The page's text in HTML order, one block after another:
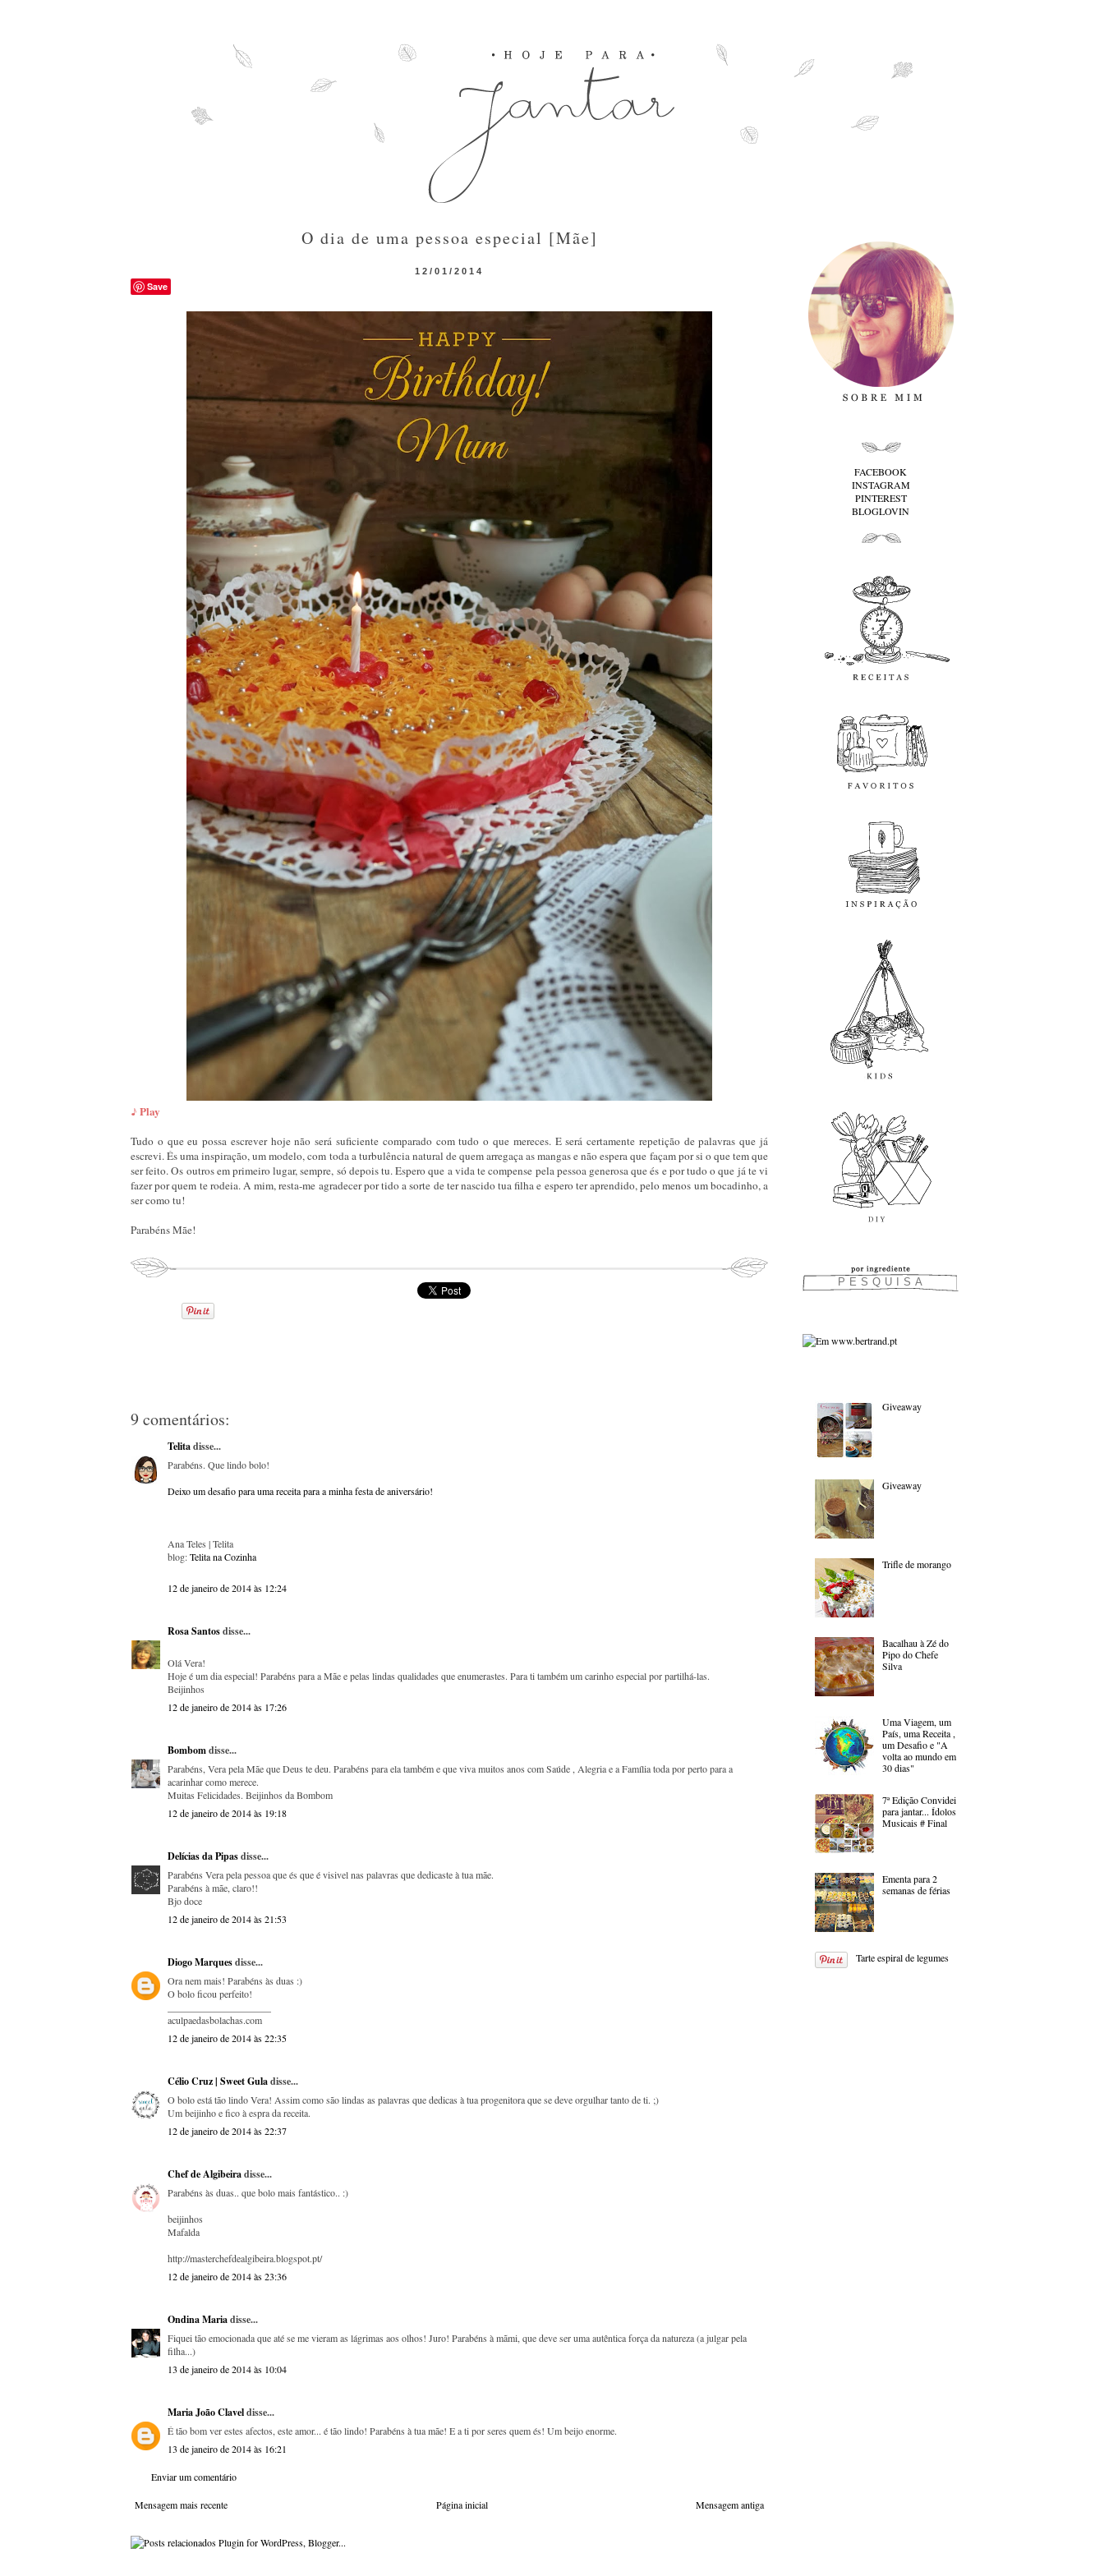
12/01/2014
O dia de uma pessoa especial [Mãe]
Save
♪ Play
Tudo o que eu possa escrever hoje não será suficiente comparado com tudo o que mereces. E será certamente repetição de palavras que já
escrevi. És uma inspiração, um modelo, com toda a turbulência natural de quem arregaça as mangas e não espera que façam por si o que tem que
ser feito. Os outros em primeiro lugar, sempre, só depois tu. Espero que a vida te compense pela pessoa generosa que és e por tudo o que já te vi
fazer por quem te rodeia. A mim, resta-me agradecer por tido a sorte de ter nascido tua filha e espero ter aprendido, pelo menos um bocadinho, a
ser como tu!
Parabéns Mãe!
9 comentários:
Telitadisse...
Parabéns. Que lindo bolo!
Deixo um desafio para uma receita para a minha festa de aniversário!
Ana Teles | Telita
blog:Telita na Cozinha
12 de janeiro de 2014 às 12:24
Rosa Santosdisse...
Olá Vera!
Hoje é um dia especial! Parabéns para a Mãe e pelas lindas qualidades que enumerastes. Para ti também um carinho especial por partilhá-las.
Beijinhos
12 de janeiro de 2014 às 17:26
Bombomdisse...
Parabéns, Vera pela Mãe que Deus te deu. Parabéns para ela também e que viva muitos anos com Saúde , Alegria e a Família toda por perto para a
acarinhar como merece.
Muitas Felicidades. Beijinhos da Bombom
12 de janeiro de 2014 às 19:18
Delícias da Pipasdisse...
Parabéns Vera pela pessoa que és que é visivel nas palavras que dedicaste à tua mãe.
Parabéns à mãe, claro!!
Bjo doce
12 de janeiro de 2014 às 21:53
Diogo Marquesdisse...
Ora nem mais! Parabéns às duas :)
O bolo ficou perfeito!
aculpaedasbolachas.com
12 de janeiro de 2014 às 22:35
Célio Cruz | Sweet Guladisse...
O bolo está tão lindo Vera! Assim como são lindas as palavras que dedicas à tua progenitora que se deve orgulhar tanto de ti. ;)
Um beijinho e fico à espra da receita.
12 de janeiro de 2014 às 22:37
Chef de Algibeiradisse...
Parabéns às duas.. que bolo mais fantástico.. :)
beijinhos
Mafalda
http://masterchefdealgibeira.blogspot.pt/
12 de janeiro de 2014 às 23:36
Ondina Mariadisse...
Fiquei tão emocionada que até se me vieram as lágrimas aos olhos! Juro! Parabéns à mãmi, que deve ser uma autêntica força da natureza (a julgar pela
filha...)
13 de janeiro de 2014 às 10:04
Maria João Claveldisse...
É tão bom ver estes afectos, este amor... é tão lindo! Parabéns à tua mãe! E a ti por seres quem és! Um beijo enorme.
13 de janeiro de 2014 às 16:21
Enviar um comentário
Mensagem mais recente Mensagem antiga
Página inicial
FACEBOOK
INSTAGRAM
PINTEREST
BLOGLOVIN
Giveaway
Giveaway
Trifle de morango
Bacalhau à Zé do
Pipo do Chefe
Silva
Uma Viagem, um
País, uma Receita ,
um Desafio e "A
volta ao mundo em
30 dias"
7ª Edição Convidei
para jantar... Ídolos
Musicais # Final
Ementa para 2
semanas de férias
Tarte espiral de legumes